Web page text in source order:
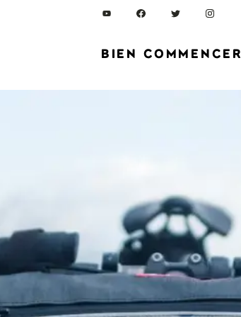
BIEN COMMENCER